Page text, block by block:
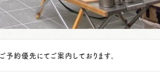
約優先にてご案内しております。